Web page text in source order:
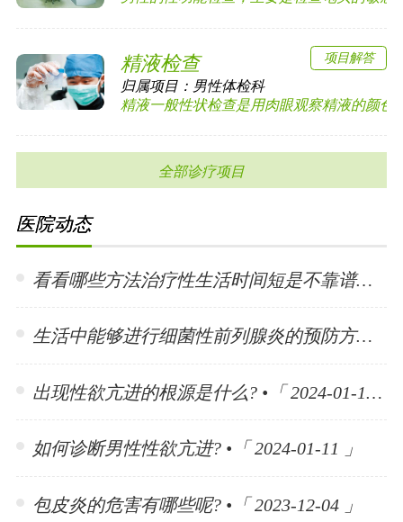
精液检查
归属项目： 男性体检科
精液一般性状检查是用肉眼观察精液的颜色
项目解答
全部诊疗项目
医院动态
看看哪些方法治疗性生活时间短是不靠谱的? •「 2024-01-15 」
生活中能够进行细菌性前列腺炎的预防方法有哪些? •「 2024-01-15 」
出现性欲亢进的根源是什么? •「 2024-01-11 」
如何诊断男性性欲亢进? •「 2024-01-11 」
包皮炎的危害有哪些呢? •「 2023-12-04 」